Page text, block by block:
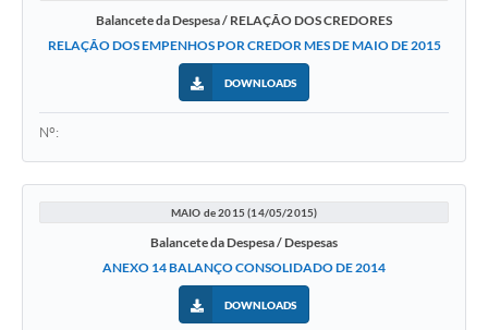
Balancete da Despesa / RELAÇÃO DOS CREDORES
RELAÇÃO DOS EMPENHOS POR CREDOR MES DE MAIO DE 2015
DOWNLOADS
Nº:
MAIO de 2015 (14/05/2015)
Balancete da Despesa / Despesas
ANEXO 14 BALANÇO CONSOLIDADO DE 2014
DOWNLOADS